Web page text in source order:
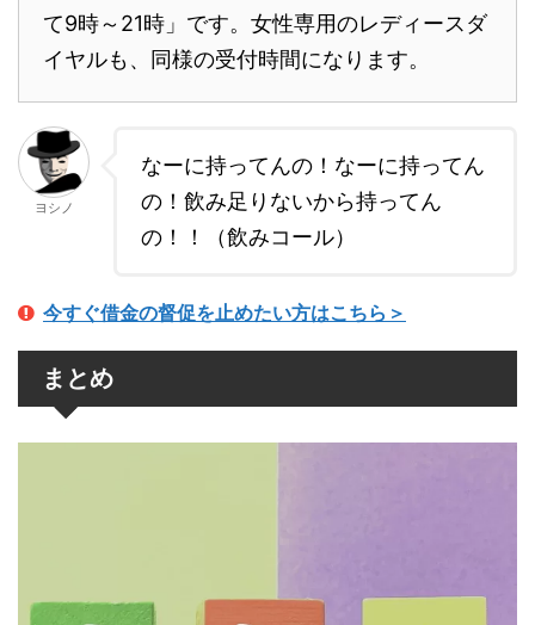
て9時～21時」です。女性専用のレディースダ
イヤルも、同様の受付時間になります。
ヨシノ
なーに持ってんの！なーに持ってん
の！飲み足りないから持ってん
の！！（飲みコール）
今すぐ借金の督促を止めたい方はこちら＞
まとめ